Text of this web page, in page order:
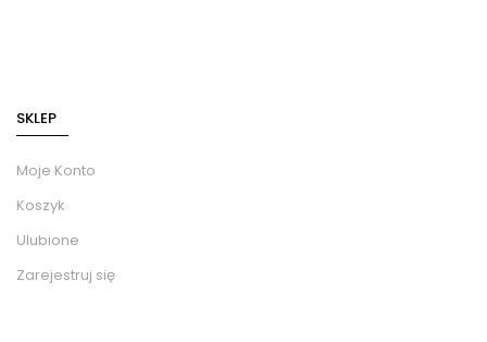
SKLEP
Moje Konto
Koszyk
Ulubione
Zarejestruj się